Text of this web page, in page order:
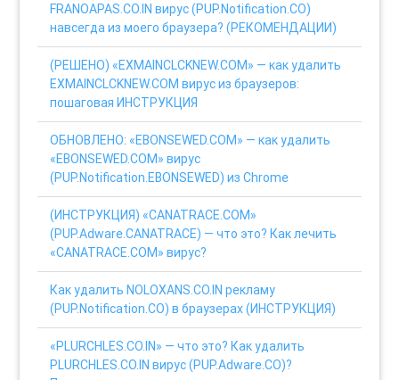
FRANOAPAS.CO.IN вирус (PUP.Notification.CO)
навсегда из моего браузера? (РЕКОМЕНДАЦИИ)
(РЕШЕНО) «EXMAINCLCKNEW.COM» — как удалить
EXMAINCLCKNEW.COM вирус из браузеров:
пошаговая ИНСТРУКЦИЯ
ОБНОВЛЕНО: «EBONSEWED.COM» — как удалить
«EBONSEWED.COM» вирус
(PUP.Notification.EBONSEWED) из Chrome
(ИНСТРУКЦИЯ) «CANATRACE.COM»
(PUP.Adware.CANATRACE) — что это? Как лечить
«CANATRACE.COM» вирус?
Как удалить NOLOXANS.CO.IN рекламу
(PUP.Notification.CO) в браузерах (ИНСТРУКЦИЯ)
«PLURCHLES.CO.IN» — что это? Как удалить
PLURCHLES.CO.IN вирус (PUP.Adware.CO)?